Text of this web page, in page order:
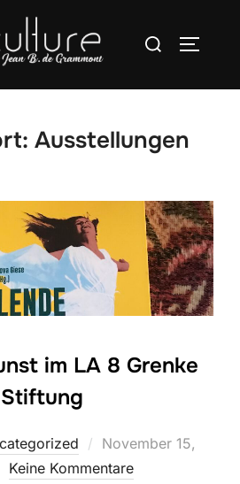
Suchen
Ausstellungen
im LA 8 Grenke
Stiftung
Veröffentlicht
am
November 15,
Keine Kommentare